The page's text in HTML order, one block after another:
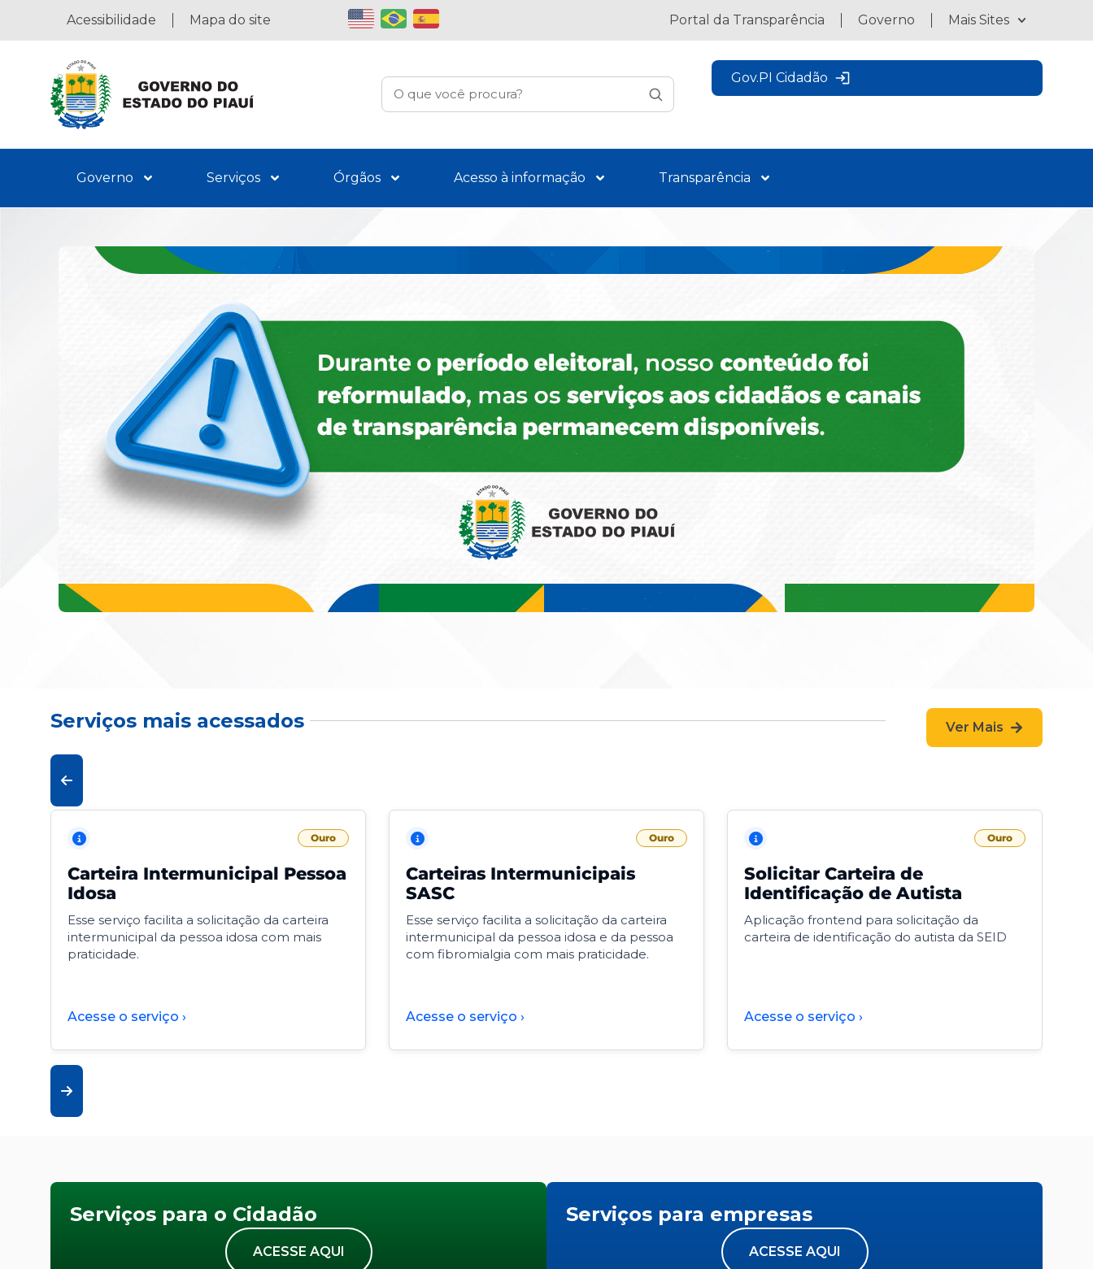
Acessibilidade Mapa do site Portal da Transparência Governo Mais Sites
Gov.PI Cidadão
Governo Serviços Órgãos Acesso à informação Transparência
Serviços mais acessados Ver Mais
Ouro
Carteira Intermunicipal Pessoa
Idosa
Esse serviço facilita a solicitação da carteira
intermunicipal da pessoa idosa com mais
praticidade.
Acesse o serviço ›
Ouro
Carteiras Intermunicipais
SASC
Esse serviço facilita a solicitação da carteira
intermunicipal da pessoa idosa e da pessoa
com fibromialgia com mais praticidade.
Acesse o serviço ›
Ouro
Solicitar Carteira de
Identificação de Autista
Aplicação frontend para solicitação da
carteira de identificação do autista da SEID
Acesse o serviço ›
Serviços para o Cidadão
ACESSE AQUI
Serviços para empresas
ACESSE AQUI